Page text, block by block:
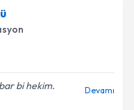
için randevu takvimi
randevu almanız
posta ile
bi hekim.
Devamı